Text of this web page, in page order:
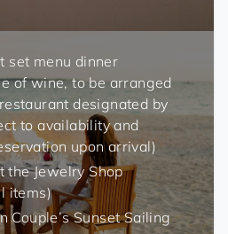
set menu dinner
of wine, to be arranged
designated by
to availability and
upon arrival)
the Jewelry Shop
items)
Couple’s Sunset Sailing